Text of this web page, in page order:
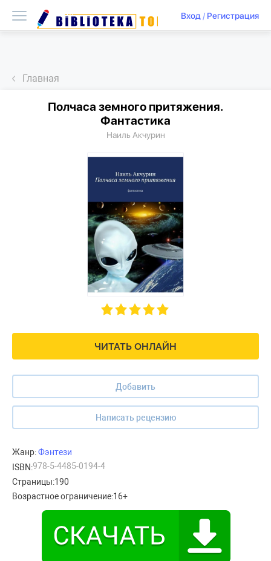
Вход/ Регистрация
Главная
ЧИТАТЬ ОНЛАЙН
Добавить
Написать рецензию
Полчаса земного притяжения.
Фантастика
Наиль Акчурин
Жанр:Фэнтези
ISBN:978-5-4485-0194-4
Страницы:190
Возрастное ограничение:16+